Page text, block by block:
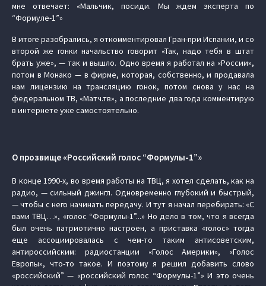
мне отвечает: «Мальчик, посиди. Мы ждем эксперта по
“Формуле-1”»
В итоге разобрались, я откомментировал Гран-при Испании, и со
второй же гонки начальство говорит «Так, надо тебя в штат
брать уже», — так и вышло. Одно время я работал на «России»,
потом в Монако — в фирме, которая, собственно, и продавала
нам лицензию на трансляцию гонок, потом снова у нас на
федеральном ТВ, «Матч.тв», а последние два года комментирую
в интернете уже самостоятельно.
О прозвище «Российский голос “Формулы-1”»
В конце 1990-х, во время работы на ТВЦ, я хотел сделать, как на
радио, — сильный джингл. Одновременно глубокий и быстрый,
— чтобы с него начинать передачу. И тут я начал перебирать: «С
вами ТВЦ…», «голос “Формулы-1”...» Но дело в том, что я всегда
был очень патриотично настроен, а приставка «голос» тогда
еще ассоциировалась с чем-то таким антисоветским,
антироссийским: радиостанции «Голос Америки», «Голос
Европы», что-то такое. И поэтому я решил добавить слово
«российский” — «российский голос “Формулы-1”» И это очень